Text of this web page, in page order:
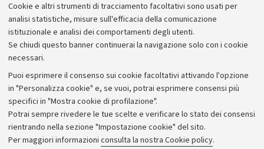
Cookie e altri strumenti di tracciamento facoltativi sono usati per
analisi statistiche, misure sull'efficacia della comunicazione
istituzionale e analisi dei comportamenti degli utenti.
Se chiudi questo banner continuerai la navigazione solo con i cookie
necessari.
Puoi esprimere il consenso sui cookie facoltativi attivando l'opzione
in "Personalizza cookie" e, se vuoi, potrai esprimere consensi più
specifici in "Mostra cookie di profilazione".
Potrai sempre rivedere le tue scelte e verificare lo stato dei consensi
rientrando nella sezione "Impostazione cookie" del sito.
Per maggiori informazioni consulta la nostra Cookie policy.
Archivio
Comunicati stampa
Redazione
Rassegna stampa